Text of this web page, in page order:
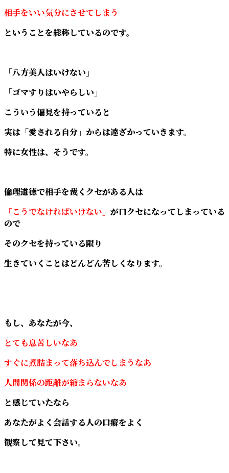
相手をいい気分にさせてしまう
ということを総称しているのです。
「八方美人はいけない」
「ゴマすりはいやらしい」
こういう偏見を持っていると
実は「愛される自分」からは遠ざかっていきます。
特に女性は、そうです。
倫理道徳で相手を裁くクセがある人は
「こうでなければいけない」 が口クセになってしまっている
ので
そのクセを持っている限り
生きていくことはどんどん苦しくなります。
もし、あなたが今、
とても息苦しいなあ
すぐに煮詰まって落ち込んでしまうなあ
人間関係の距離が縮まらないなあ
と感じていたなら
あなたがよく会話する人の口癖をよく
観察して見て下さい。